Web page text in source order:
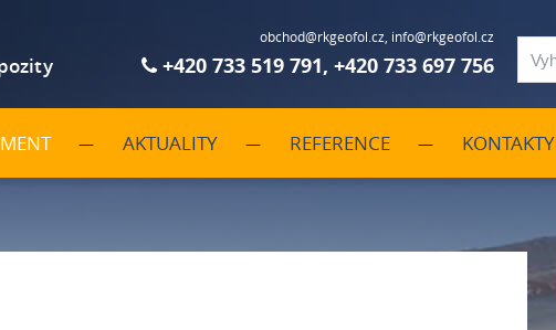
obchod@rkgeofol.cz info@rkgeofol.cz
+420 733 519 791, +420 733 697 756
AKTUALITY REFERENCE KONTAKTY